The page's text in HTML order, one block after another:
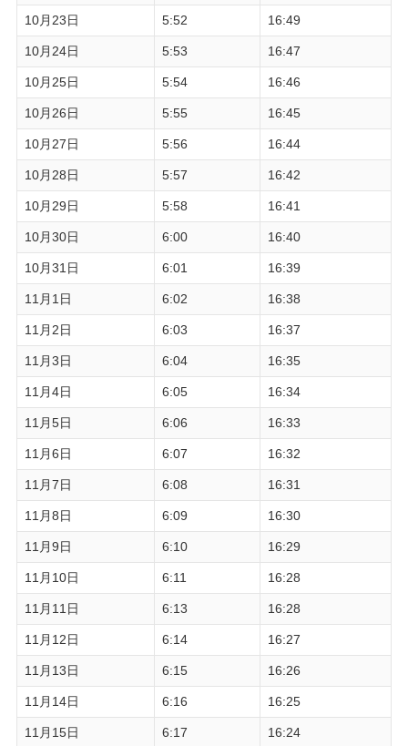
10月23日 5:52 16:49
10月24日 5:53 16:47
10月25日 5:54 16:46
10月26日 5:55 16:45
10月27日 5:56 16:44
10月28日 5:57 16:42
10月29日 5:58 16:41
10月30日 6:00 16:40
10月31日 6:01 16:39
11月1日 6:02 16:38
11月2日 6:03 16:37
11月3日 6:04 16:35
11月4日 6:05 16:34
11月5日 6:06 16:33
11月6日 6:07 16:32
11月7日 6:08 16:31
11月8日 6:09 16:30
11月9日 6:10 16:29
11月10日 6:11 16:28
11月11日 6:13 16:28
11月12日 6:14 16:27
11月13日 6:15 16:26
11月14日 6:16 16:25
11月15日 6:17 16:24